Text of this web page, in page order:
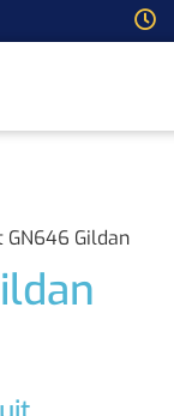
Gildan